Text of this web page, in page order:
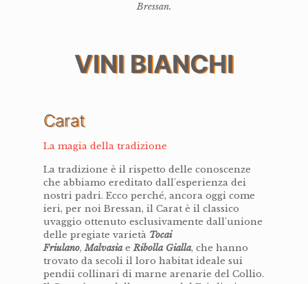
Bressan.
VINI BIANCHI
Carat
La magia della tradizione
La tradizione è il rispetto delle conoscenze
che abbiamo ereditato dall'esperienza dei
nostri padri. Ecco perché, ancora oggi come
ieri, per noi Bressan, il Carat è il classico
uvaggio ottenuto esclusivamente dall'unione
delle pregiate varietà Tocai
Friulano,MalvasiaeRibolla Gialla, che hanno
trovato da secoli il loro habitat ideale sui
pendii collinari di marne arenarie del Collio.